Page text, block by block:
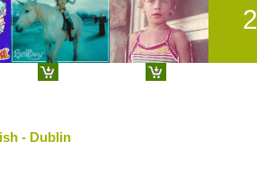
- Dublin